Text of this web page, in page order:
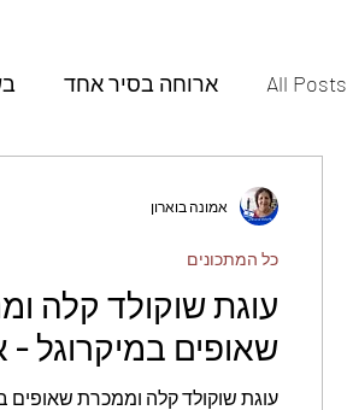
All Posts ארוחה בסיר אחד
חמוצים
עוגת שוקולד קלה
שאופים במיקרוגל -
עוגת שוקולד קלה וממכרת שאופים
כל המתכונים
אמונה בוארון